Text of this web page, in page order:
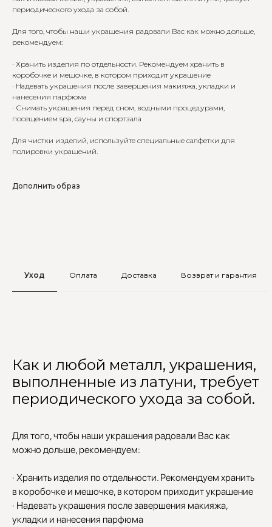
периодического ухода за собой.
Для того, чтобы наши украшения радовали Вас как можно дольше,
рекомендуем:
· Хранить изделия по отдельности. Рекомендуем хранить в
коробочке и мешочке, в котором приходит украшение
· Надевать украшения после завершения макияжа, укладки и
нанесения парфюма
· Снимать украшения перед сном, водными процедурами,
посещением spa, сауны и спортзала
Для чистки изделий, используйте специальные салфетки для
полировки украшений.
Дополнить образ
Уход Оплата Доставка Возврат и гарантия
Как и любой металл, украшения,
выполненные из латуни, требует
периодического ухода за собой.
Для того, чтобы наши украшения радовали Вас как
можно дольше, рекомендуем:
· Хранить изделия по отдельности. Рекомендуем хранить
в коробочке и мешочке, в котором приходит украшение
· Надевать украшения после завершения макияжа,
укладки и нанесения парфюма